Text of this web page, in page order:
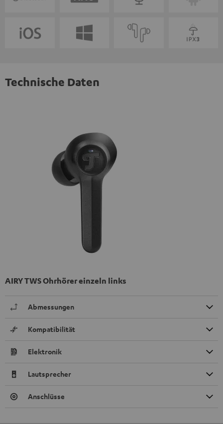
Technische Daten
AIRY TWS Ohrhörer einzeln links
Abmessungen
Kompatibilität
Elektronik
Lautsprecher
Anschlüsse